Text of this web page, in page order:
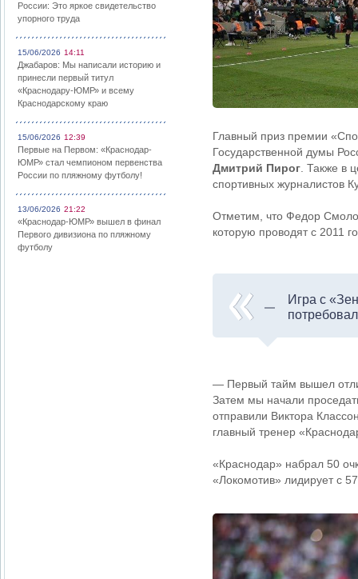
России: Это яркое свидетельство
упорного труда
15/06/2026 14:11
Джабаров: Мы написали историю и
принесли первый титул
«Краснодару-ЮМР» и всему
Краснодарскому краю
15/06/2026 12:39
Первые на Первом: «Краснодар-
ЮМР» стал чемпионом первенства
России по пляжному футболу!
13/06/2026 21:22
«Краснодар-ЮМР» вышел в финал
Первого дивизиона по пляжному
футболу
Главный приз премии
Государственной думы
Дмитрий Пирог . Также в
спортивных журналистов
Отметим, что Федор
которую проводят с 2011
Игра с
— Первый тайм вышел
Затем мы начали
отправили Виктора
главный тренер
«Краснодар» набрал 50
«Локомотив» лидирует с